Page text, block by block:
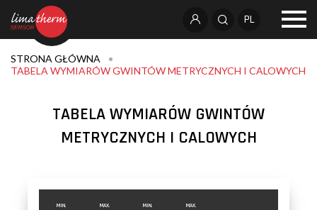
PL
STRONA GŁÓWNA
TABELA WYMIARÓW GWINTÓW METRYCZNYCH I CALOWYCH
TABELA WYMIARÓW GWINTÓW
METRYCZNYCH I CALOWYCH
MIN.
MAX.
MIN.
MAX.